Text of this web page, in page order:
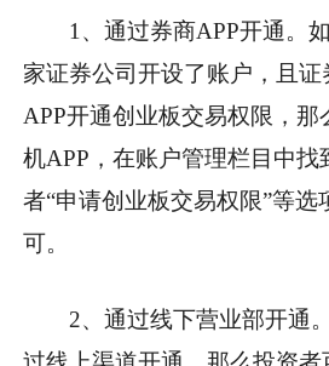
1、通过券商APP开通。
家证券公司开设了账户，且
APP开通创业板交易权限，
机APP，在账户管理栏目中找
者“申请创业板交易权限”等选
可。
2、通过线下营业部开通